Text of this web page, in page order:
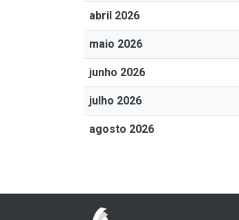
abril 2026
maio 2026
junho 2026
julho 2026
agosto 2026